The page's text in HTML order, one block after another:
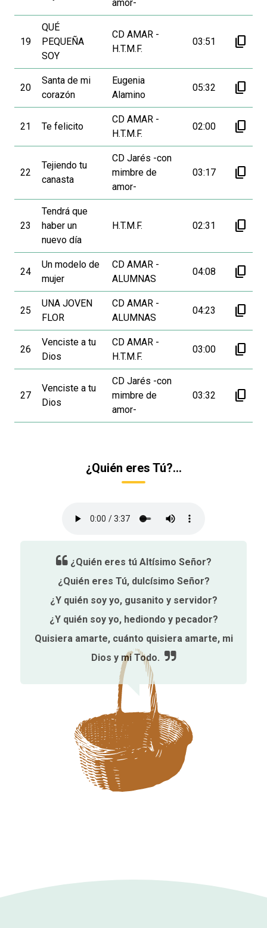
amor-
19
QUÉ
PEQUEÑA
SOY
CD AMAR -
H.T.M.F.
03:51 content_copy
20
Santa de mi
corazón
Eugenia
Alamino
05:32 content_copy
21 Te felicito
CD AMAR -
H.T.M.F.
02:00 content_copy
22
Tejiendo tu
canasta
CD Jarés -con
mimbre de
amor-
03:17 content_copy
23
Tendrá que
haber un
nuevo día
H.T.M.F. 02:31 content_copy
24
Un modelo de
mujer
CD AMAR -
ALUMNAS
04:08 content_copy
25
UNA JOVEN
FLOR
CD AMAR -
ALUMNAS
04:23 content_copy
26
Venciste a tu
Dios
CD AMAR -
H.T.M.F.
03:00 content_copy
27
Venciste a tu
Dios
CD Jarés -con
mimbre de
amor-
03:32 content_copy
¿Quién eres Tú?...
¿Quién eres tú Altísimo Señor?
¿Quién eres Tú, dulcísimo Señor?
¿Y quién soy yo, gusanito y servidor?
¿Y quién soy yo, hediondo y pecador?
Quisiera amarte, cuánto quisiera amarte, mi
Dios y mi Todo.